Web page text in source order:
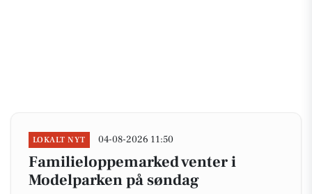
LOKALT NYT 04-08-2026 11:50
Familieloppemarked venter i
Modelparken på søndag